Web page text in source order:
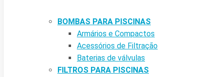
BOMBAS PARA PISCINAS
Armários e Compactos
Acessórios de Filtração
Baterias de válvulas
FILTROS PARA PISCINAS